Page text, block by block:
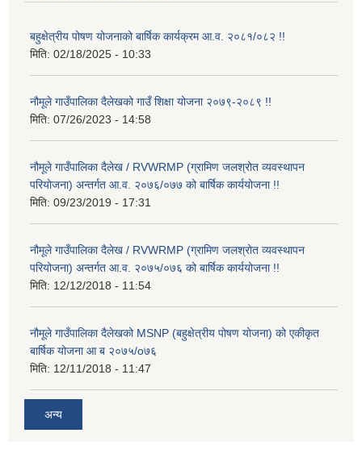
बहुक्षेत्रीय पोषण योजनाको बार्षिक कार्यक्रम आ.व. २०८१/०८२ !!
मिति: 02/18/2025 - 10:33
नौमूले गाउँपालिका दैलेखको गाउँ शिक्षा योजना २०७९-२०८९ !!
मिति: 07/26/2023 - 14:58
नौमूले गाउँपालिका दैलेख / RVWRMP (ग्रामिण जलश्रोत व्यवस्थापन
परियोजना) अन्तर्गत आ.व. २०७६/०७७ को बार्षिक कार्ययोजना !!
मिति: 09/23/2019 - 17:31
नौमूले गाउँपालिका दैलेख / RVWRMP (ग्रामिण जलश्रोत व्यवस्थापन
परियोजना) अन्तर्गत आ.व. २०७५/०७६ को बार्षिक कार्ययोजना !!
मिति: 12/12/2018 - 11:54
नौमूले गाउँपालिका दैलेखको MSNP (बहुक्षेत्रीय पोषण योजना) को एकीकृत
बार्षिक योजना आ ब २०७५/o७६
मिति: 12/11/2018 - 11:47
अन्य